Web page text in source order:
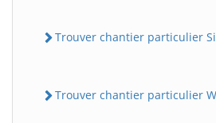
Trouver chantier particulier
Trouver chantier particulier